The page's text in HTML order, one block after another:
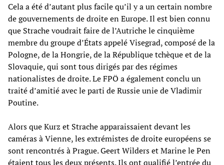
Cela a été d’autant plus facile qu’il y a un certain nombre
de gouvernements de droite en Europe. Il est bien connu
que Strache voudrait faire de l’Autriche le cinquième
membre du groupe d’États appelé Visegrad, composé de la
Pologne, de la Hongrie, de la République tchèque et de la
Slovaquie, qui sont tous dirigés par des régimes
nationalistes de droite. Le FPÖ a également conclu un
traité d’amitié avec le parti de Russie unie de Vladimir
Poutine.
Alors que Kurz et Strache apparaissaient devant les
caméras à Vienne, les extrémistes de droite européens se
sont rencontrés à Prague. Geert Wilders et Marine le Pen
étaient tous les deux présents. Ils ont qualifié l’entrée du